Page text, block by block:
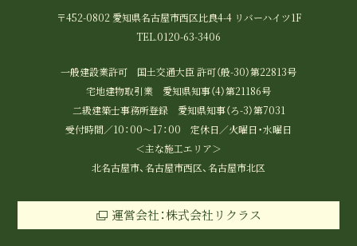
〒452-0802 愛知県名古屋市西区比良4-4 リバーハイツ1F
TEL.0120-63-3406
一般建設業許可 国土交通大臣 許可（般-30）第22813号
宅地建物取引業 愛知県知事（4）第21186号
二級建築士事務所登録 愛知県知事（ろ-3）第7031
受付時間／10：00～17：00 定休日／火曜日・水曜日
＜主な施工エリア＞
北名古屋市、名古屋市西区、名古屋市北区
運営会社：株式会社リクラス